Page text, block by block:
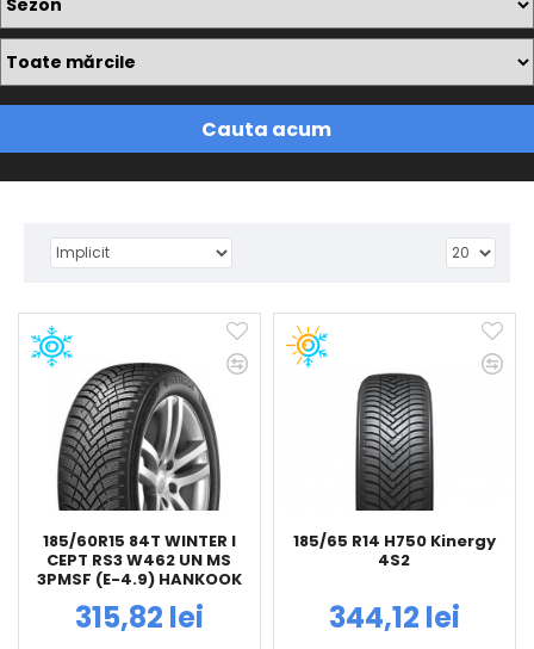
Cauta acum
185/60R15 84T WINTER I
CEPT RS3 W462 UN MS
3PMSF (E-4.9) HANKOOK
315,82 lei
185/65 R14 H750 Kinergy
4S2
344,12 lei